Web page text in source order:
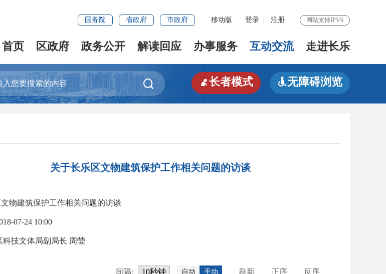
国务院 省政府 市政府 移动版 登录 注册 网站支持IPV6
首页 区政府 政务公开 解读回应 办事服务 互动交流 走进长乐
 长者模式 无障碍浏览
关于长乐区文物建筑保护工作相关问题的访谈
物建筑保护工作相关问题的访谈
07-24 10:00
科技文体局副局长 周莹
间隔: 自动 手动 刷新 正序 反序